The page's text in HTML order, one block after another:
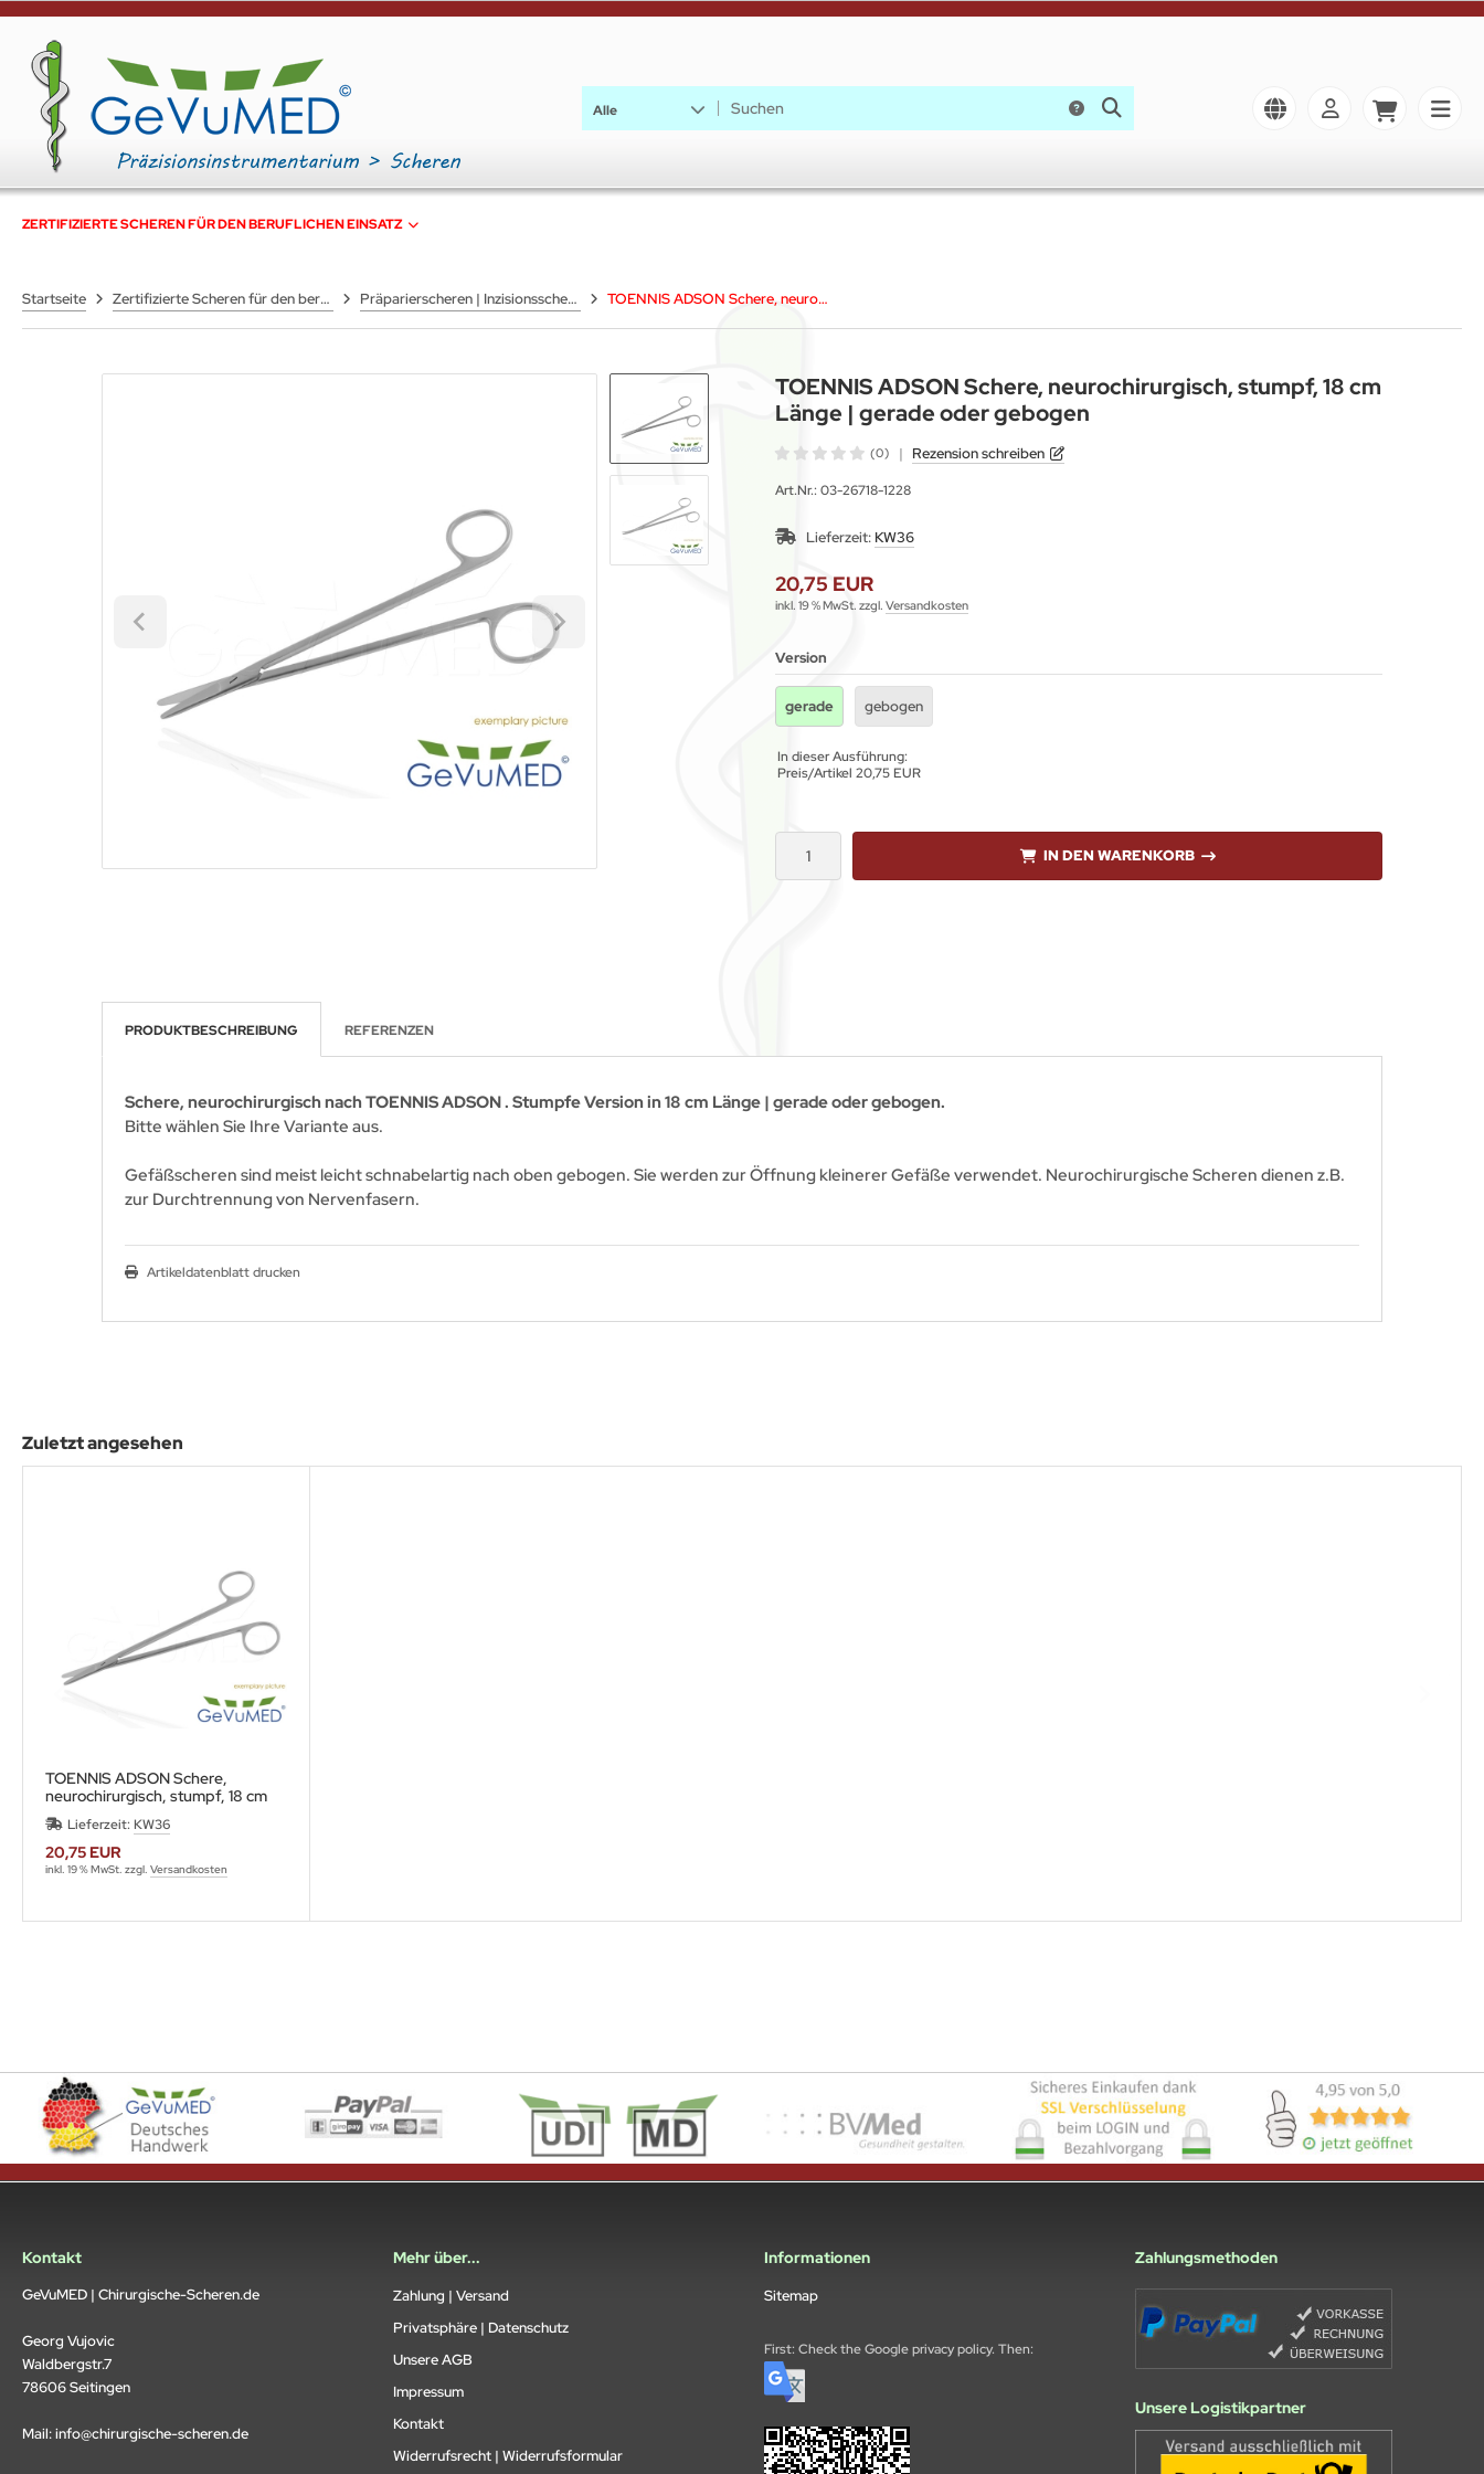
Alle
ZERTIFIZIERTE SCHEREN FÜR DEN BERUFLICHEN EINSATZ
Startseite Zertifizierte Scheren für den beruflichen Einsatz Präparierscheren | Inzisionsscheren TOENNIS ADSON Schere, neurochirurgisch, stumpf, 18 cm Länge | gerade oder gebogen
TOENNIS ADSON Schere, neurochirurgisch, stumpf, 18 cm
Länge | gerade oder gebogen
(0) | Rezension schreiben
Art.Nr.: 03-26718-1228
Lieferzeit: KW36
20,75 EUR
inkl. 19 % MwSt. zzgl. Versandkosten
Version
gerade gebogen
In dieser Ausführung:
Preis/Artikel 20,75 EUR
IN DEN WARENKORB
PRODUKTBESCHREIBUNG REFERENZEN
Schere, neurochirurgisch nach TOENNIS ADSON . Stumpfe Version in 18 cm Länge | gerade oder gebogen.
Bitte wählen Sie Ihre Variante aus.
Gefäßscheren sind meist leicht schnabelartig nach oben gebogen. Sie werden zur Öffnung kleinerer Gefäße verwendet. Neurochirurgische Scheren dienen z.B.
zur Durchtrennung von Nervenfasern.
Artikeldatenblatt drucken
Zuletzt angesehen
TOENNIS ADSON Schere,
neurochirurgisch, stumpf, 18 cm
Länge | gerade oder gebogen
Lieferzeit: KW36
20,75 EUR
inkl. 19 % MwSt. zzgl. Versandkosten
Kontakt
GeVuMED | Chirurgische-Scheren.de
Georg Vujovic
Waldbergstr.7
78606 Seitingen
Mail:info@chirurgische-scheren.de
Mehr über...
Zahlung | Versand
Privatsphäre | Datenschutz
Unsere AGB
Impressum
Kontakt
Widerrufsrecht | Widerrufsformular
Informationen
Sitemap
First: Check the Google privacy policy. Then:
Zahlungsmethoden
Unsere Logistikpartner